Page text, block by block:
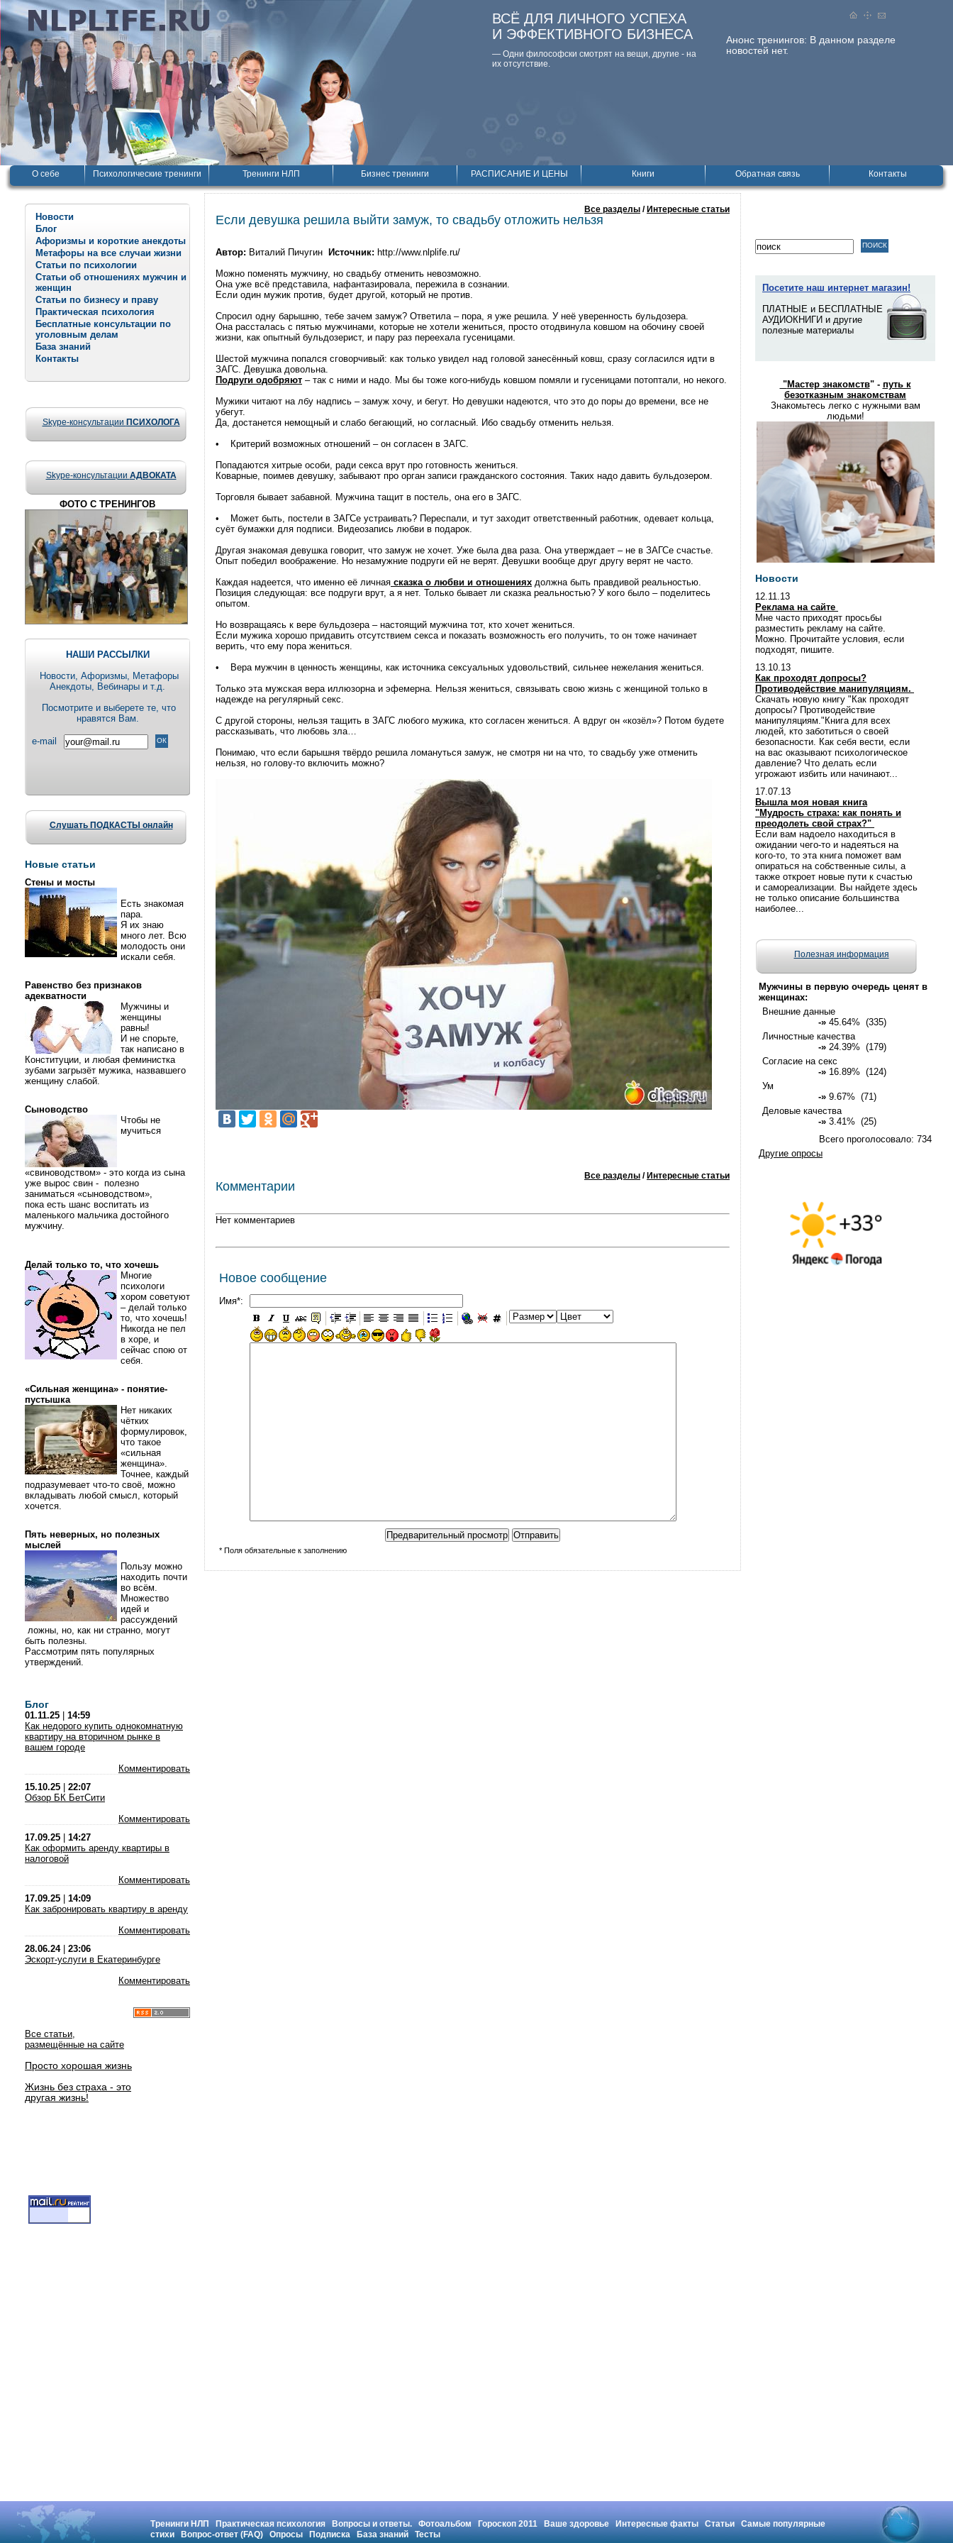
Анонс тренингов: В данном разделе
новостей нет.
ВСЁ ДЛЯ ЛИЧНОГО УСПЕХА
И ЭФФЕКТИВНОГО БИЗНЕСА
— Одни философски смотpят на вещи, дpугие - на
их отсутствие.
О себе Психологические тренинги Тренинги НЛП Бизнес тренинги РАСПИСАНИЕ И ЦЕНЫ Книги Обратная связь Контакты
Новости
Блог
Афоризмы и короткие анекдоты
Метафоры на все случаи жизни
Статьи по психологии
Статьи об отношениях мужчин и
женщин
Статьи по бизнесу и праву
Практическая психология
Бесплатные консультации по
уголовным делам
База знаний
Контакты
Skype-консультации ПСИХОЛОГА
Skype-консультации АДВОКАТА
ФОТО С ТРЕНИНГОВ
НАШИ РАССЫЛКИ
Новости, Aфоризмы, Метафоры
Анекдоты, Вебинары и т.д.
Посмотрите и выберете те, что
нравятся Вам.
e-mail
Слушать ПОДКАСТЫ онлайн
Новые статьи
Стены и мосты
Есть знакомая
пара.
Я их знаю
много лет. Всю
молодость они
искали себя.
Равенство без признаков
адекватности
Мужчины и
женщины
равны!
И не спорьте,
так написано в
Конституции, и любая феминистка
зубами загрызёт мужика, назвавшего
женщину слабой.
Сыноводство
Чтобы не
мучиться
«свиноводством» - это когда из сына
уже вырос свин - полезно
заниматься «сыноводством»,
пока есть шанс воспитать из
маленького мальчика достойного
мужчину.
Делай только то, что хочешь
Многие
психологи
хором советуют
– делай только
то, что хочешь!
Никогда не пел
в хоре, и
сейчас спою от
себя.
«Сильная женщина» - понятие-
пустышка
Нет никаких
чётких
формулировок,
что такое
«сильная
женщина».
Точнее, каждый
подразумевает что-то своё, можно
вкладывать любой смысл, который
хочется.
Пять неверных, но полезных
мыслей
Пользу можно
находить почти
во всём.
Множество
идей и
рассуждений
ложны, но, как ни странно, могут
быть полезны.
Рассмотрим пять популярных
утверждений.
Блог
01.11.25
14:59
Как недорого купить однокомнатную
квартиру на вторичном рынке в
вашем городе
Комментировать
15.10.25
22:07
Обзор БК БетСити
Комментировать
17.09.25
14:27
Как оформить аренду квартиры в
налоговой
Комментировать
17.09.25
14:09
Как забронировать квартиру в аренду
Комментировать
28.06.24| 23:06
Эскорт-услуги в Екатеринбурге
Комментировать
Все статьи,
размещённые на сайте
Просто хорошая жизнь
Жизнь без страха - это
другая жизнь!
Все разделы / Интересные статьи
Если девушка решила выйти замуж, то свадьбу отложить нельзя
Автор: Виталий Пичугин Источник: http://www.nlplife.ru/
Можно поменять мужчину, но свадьбу отменить невозможно.
Она уже всё представила, нафантазировала, пережила в сознании.
Если один мужик против, будет другой, который не против.
Спросил одну барышню, тебе зачем замуж? Ответила – пора, я уже решила. У неё уверенность бульдозера.
Она рассталась с пятью мужчинами, которые не хотели жениться, просто отодвинула ковшом на обочину своей
жизни, как опытный бульдозерист, и пару раз переехала гусеницами.
Шестой мужчина попался сговорчивый: как только увидел над головой занесённый ковш, сразу согласился идти в
ЗАГС. Девушка довольна.
Подруги одобряют – так с ними и надо. Мы бы тоже кого-нибудь ковшом помяли и гусеницами потоптали, но некого.
Мужики читают на лбу надпись – замуж хочу, и бегут. Но девушки надеются, что это до поры до времени, все не
убегут.
Да, достанется немощный и слабо бегающий, но согласный. Ибо свадьбу отменить нельзя.
• Критерий возможных отношений – он согласен в ЗАГС.
Попадаются хитрые особи, ради секса врут про готовность жениться.
Коварные, поимев девушку, забывают про орган записи гражданского состояния. Таких надо давить бульдозером.
Торговля бывает забавной. Мужчина тащит в постель, она его в ЗАГС.
• Может быть, постели в ЗАГСе устраивать? Переспали, и тут заходит ответственный работник, одевает кольца,
суёт бумажки для подписи. Видеозапись любви в подарок.
Другая знакомая девушка говорит, что замуж не хочет. Уже была два раза. Она утверждает – не в ЗАГСе счастье.
Опыт победил воображение. Но незамужние подруги ей не верят. Девушки вообще друг другу верят не часто.
Каждая надеется, что именно её личная сказка о любви и отношениях должна быть правдивой реальностью.
Позиция следующая: все подруги врут, а я нет. Только бывает ли сказка реальностью? У кого было – поделитесь
опытом.
Но возвращаясь к вере бульдозера – настоящий мужчина тот, кто хочет жениться.
Если мужика хорошо придавить отсутствием секса и показать возможность его получить, то он тоже начинает
верить, что ему пора жениться.
• Вера мужчин в ценность женщины, как источника сексуальных удовольствий, сильнее нежелания жениться.
Только эта мужская вера иллюзорна и эфемерна. Нельзя жениться, связывать свою жизнь с женщиной только в
надежде на регулярный секс.
С другой стороны, нельзя тащить в ЗАГС любого мужика, кто согласен жениться. А вдруг он «козёл»? Потом будете
рассказывать, что любовь зла…
Понимаю, что если барышня твёрдо решила ломануться замуж, не смотря ни на что, то свадьбу уже отменить
нельзя, но голову-то включить можно?
Все разделы / Интересные статьи
Комментарии
Нет комментариев
Новое сообщение
Имя*:
* Поля обязательные к заполнению
Посетите наш интернет магазин!
ПЛАТНЫЕ и БЕСПЛАТНЫЕ
АУДИОКНИГИ и другие
полезные материалы
"Мастер знакомств" - путь к
безотказным знакомствам
Знакомьтесь легко с нужными вам
людьми!
Новости
12.11.13
Реклама на сайте
Мне часто приходят просьбы
разместить рекламу на сайте.
Можно. Прочитайте условия, если
подходят, пишите.
13.10.13
Как проходят допросы?
Противодействие манипуляциям.
Скачать новую книгу "Как проходят
допросы? Противодействие
манипуляциям."Книга для всех
людей, кто заботиться о своей
безопасности. Как себя вести, если
на вас оказывают психологическое
давление? Что делать если
угрожают избить или начинают...
17.07.13
Вышла моя новая книга
"Мудрость страха: как понять и
преодолеть свой страх?"
Если вам надоело находиться в
ожидании чего-то и надеяться на
кого-то, то эта книга поможет вам
опираться на собственные силы, а
также откроет новые пути к счастью
и самореализации. Вы найдете здесь
не только описание большинства
наиболее...
Полезная информация
Мужчины в первую очередь ценят в
женщинах:
Внешние данные
-» 45.64% (335)
Личностные качества
-» 24.39% (179)
Согласие на секс
-» 16.89% (124)
Ум
-» 9.67% (71)
Деловые качества
-» 3.41% (25)
Всего проголосовало: 734
Другие опросы
Тренинги НЛП Практическая психология Вопросы и ответы. Фотоальбом Гороскоп 2011 Ваше здоровье Интересные факты Статьи
Самые популярные
стихи
Вопрос-ответ (FAQ) Опросы Подписка База знаний Тесты